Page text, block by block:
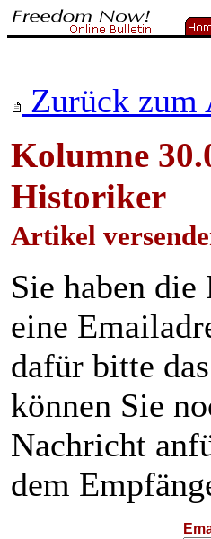
Zurück zum
Kolumne
Historiker
Artikel
Sie haben
eine
dafür bitte
können Sie
Nachricht
dem